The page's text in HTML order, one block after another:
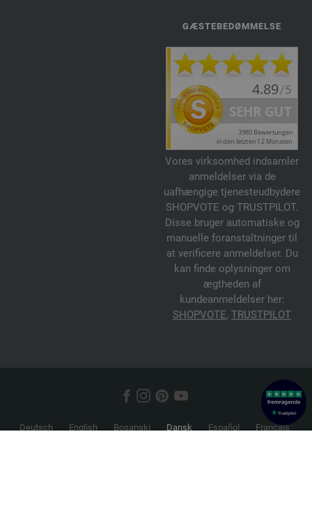
GÆSTEBEDØMMELSE
Vores virksomhed indsamler
anmeldelser via de
uafhængige tjenesteudbydere
SHOPVOTE og TRUSTPILOT.
Disse bruger automatiske og
manuelle foranstaltninger til
at verificere anmeldelser. Du
kan finde oplysninger om
ægtheden af
kundeanmeldelser her:
SHOPVOTE, TRUSTPILOT
Deutsch English Bosanski Dansk Español
Français